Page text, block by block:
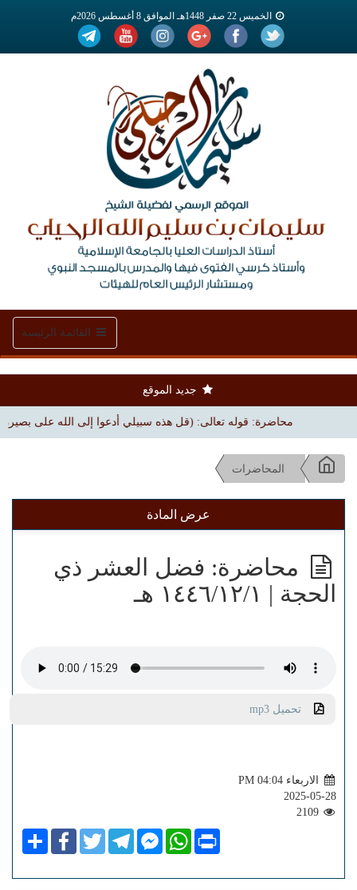
الخميس 22 صفر 1448هـ الموافق 8 أغسطس 2026م
Toggle
navigation
القائمة الرئيسة
جديد الموقع
محاضرة: قوله تعالى: (قل هذه سبيلي أدعوا إلى الله على بصيرة) | بجامع
المحاضرات
عرض المادة
محاضرة: فضل العشر ذي
الحجة | ١٤٤٦/١٢/١ هـ
تحميل mp3
الاربعاء PM 04:04
2025-05-28
ShareFacebookTwitterTelegramFacebook
Messenger
WhatsApp Print